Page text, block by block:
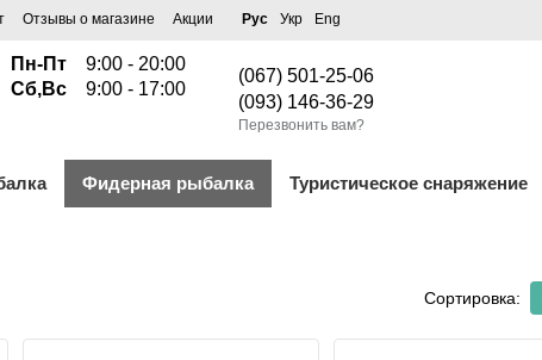
Отзывы о магазине Акции Рус Укр Eng
Пн-Пт
9:00 - 20:00
Сб,Вс
9:00 - 17:00
(067) 501-25-06
(093) 146-36-29
Перезвонить вам?
Фидерная рыбалка Туристическое снаряжение
Сортировка: